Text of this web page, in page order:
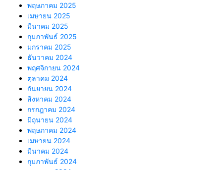
พฤษภาคม 2025
เมษายน 2025
มีนาคม 2025
กุมภาพันธ์ 2025
มกราคม 2025
ธันวาคม 2024
พฤศจิกายน 2024
ตุลาคม 2024
กันยายน 2024
สิงหาคม 2024
กรกฎาคม 2024
มิถุนายน 2024
พฤษภาคม 2024
เมษายน 2024
มีนาคม 2024
กุมภาพันธ์ 2024